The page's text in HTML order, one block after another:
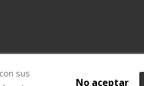
sus
No aceptar